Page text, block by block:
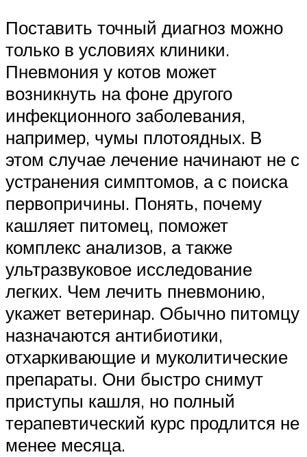
Поставить точный диагноз можно
только в условиях клиники.
Пневмония у котов может
возникнуть на фоне другого
инфекционного заболевания,
например, чумы плотоядных. В
этом случае лечение начинают не с
устранения симптомов, а с поиска
первопричины. Понять, почему
кашляет питомец, поможет
комплекс анализов, а также
ультразвуковое исследование
легких. Чем лечить пневмонию,
укажет ветеринар. Обычно питомцу
назначаются антибиотики,
отхаркивающие и муколитические
препараты. Они быстро снимут
приступы кашля, но полный
терапевтический курс продлится не
менее месяца.